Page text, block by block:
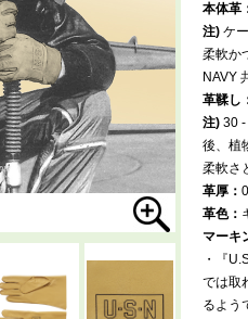
本体革
注) ケ
柔軟か
NAVY
革鞣し
注) 30 -
後、植
柔軟さ
革厚：
革色：
マーキ
・『
では取
るよう